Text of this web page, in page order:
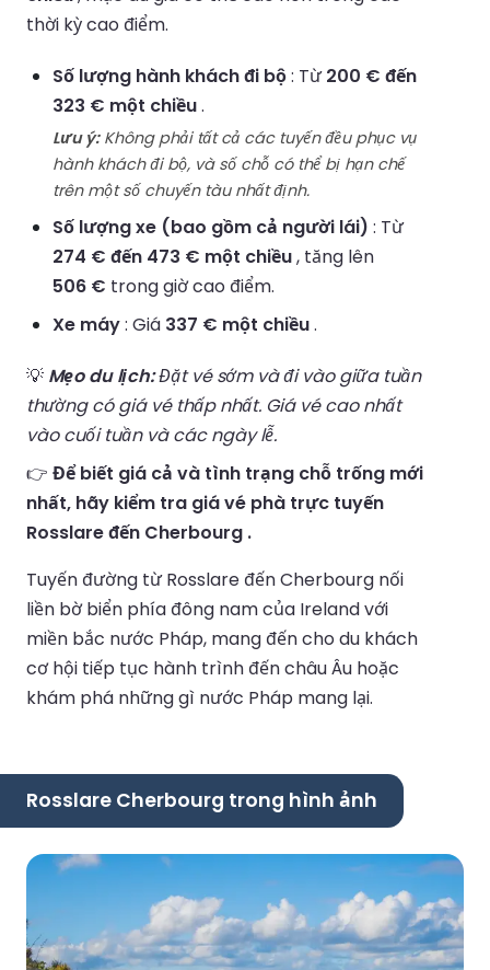
thời kỳ cao điểm.
Số lượng hành khách đi bộ: Từ200 € đến
323 € một chiều.
Lưu ý:Không phải tất cả các tuyến đều phục vụ
hành khách đi bộ, và số chỗ có thể bị hạn chế
trên một số chuyến tàu nhất định.
Số lượng xe (bao gồm cả người lái) : Từ
274 € đến 473 € một chiều, tăng lên
506 € trong giờ cao điểm.
Xe máy: Giá 337 € một chiều.
💡 Mẹo du lịch:Đặt vé sớm và đi vào giữa tuần
thường có giá vé thấp nhất. Giá vé cao nhất
vào cuối tuần và các ngày lễ.
👉 Để biết giá cả và tình trạng chỗ trống mới
nhất, hãy kiểm tra giá vé phà trực tuyến
Rosslare đến Cherbourg .
Tuyến đường từ Rosslare đến Cherbourg nối
liền bờ biển phía đông nam của Ireland với
miền bắc nước Pháp, mang đến cho du khách
cơ hội tiếp tục hành trình đến châu Âu hoặc
khám phá những gì nước Pháp mang lại.
Rosslare Cherbourg trong hình ảnh